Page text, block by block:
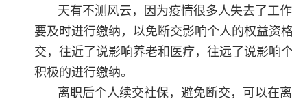
天有不测风云，因为疫情很多人失去了工
要及时进行缴纳，以免断交影响个人的权益资
交，往近了说影响养老和医疗，往远了说影响
积极的进行缴纳。
离职后个人续交社保，避免断交，可以在